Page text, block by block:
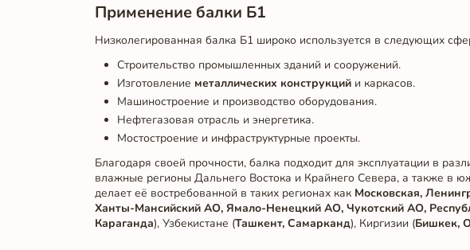
Применение балки Б1
Низколегированная балка Б1 широко используется в следующих
Строительство промышленных зданий и сооружений.
Изготовление металлических конструкцийи каркасов.
Машиностроение и производство оборудования.
Нефтегазовая отрасль и энергетика.
Мостостроение и инфраструктурные проекты.
Благодаря своей прочности, балка подходит для эксплуатации в
влажные регионы Дальнего Востока и Крайнего Севера, а также в
делает её востребованной в таких регионах как Московская,
Ханты-Мансийский АО, Ямало-Ненецкий АО, Чукотский АО,
Караганда), Узбекистане (Ташкент, Самарканд), Киргизии (Бишкек,